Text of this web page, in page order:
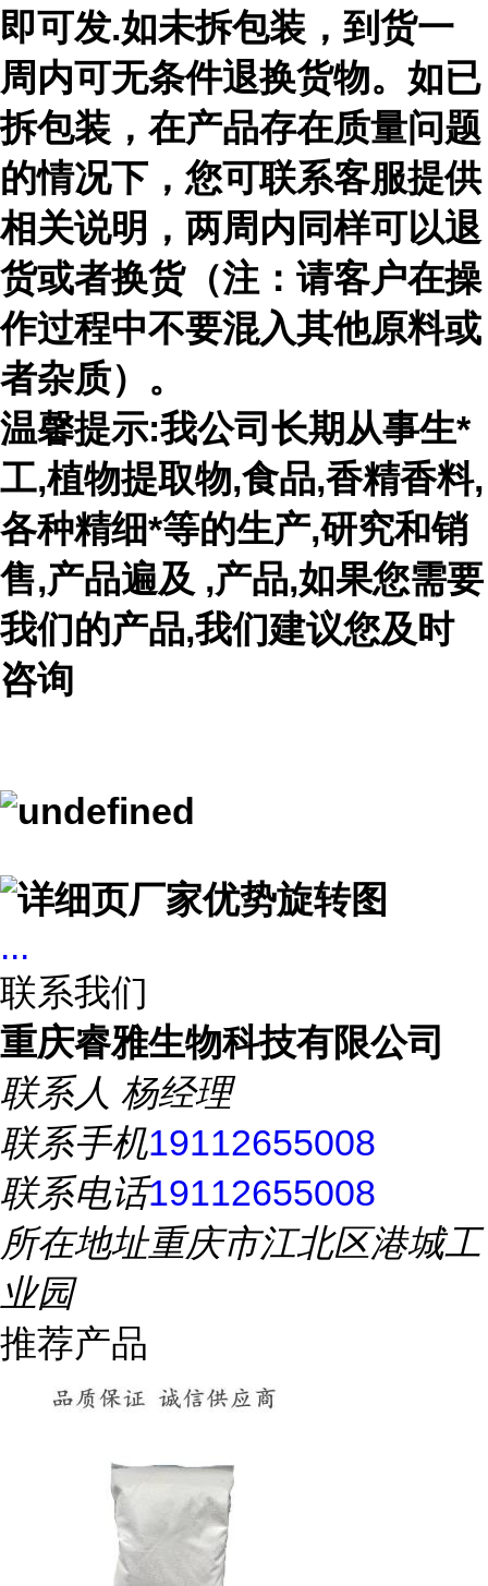
即可发.如未拆包装，到货一
周内可无条件退换货物。如已
拆包装，在产品存在质量问题
的情况下，您可联系客服提供
相关说明，两周内同样可以退
货或者换货（注：请客户在操
作过程中不要混入其他原料或
者杂质）。
温馨提示:我公司长期从事生*
工,植物提取物,食品,香精香料,
各种精细*等的生产,研究和销
售,产品遍及 ,产品,如果您需要
我们的产品,我们建议您及时
咨询
...
联系我们
重庆睿雅生物科技有限公司
联系人 杨经理
联系手机19112655008
联系电话19112655008
所在地址重庆市江北区港城工
业园
推荐产品